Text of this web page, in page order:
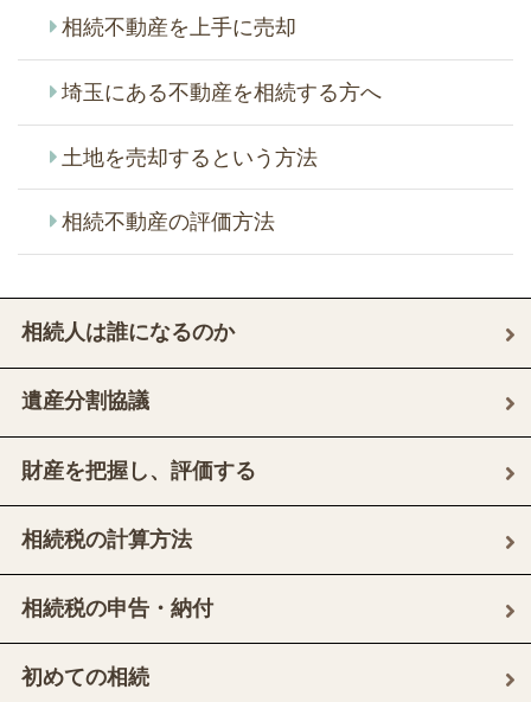
相続不動産を上手に売却
埼玉にある不動産を相続する方へ
土地を売却するという方法
相続不動産の評価方法
相続人は誰になるのか
遺産分割協議
財産を把握し、評価する
相続税の計算方法
相続税の申告・納付
初めての相続